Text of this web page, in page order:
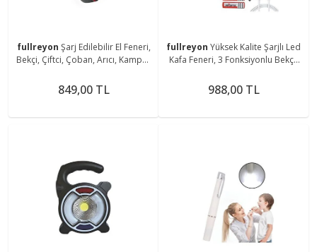
fullreyon Şarj Edilebilir El Feneri,
Bekçi, Çiftci, Çoban, Arıcı, Kampçı,
849,00 TL
fullreyon Yüksek Kalite Şarjlı Led
Kafa Feneri, 3 Fonksiyonlu Bekçi,
Feneri
988,00 TL